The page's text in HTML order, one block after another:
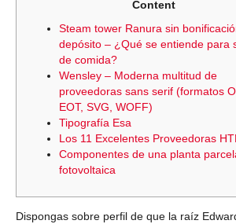
Content
Steam tower Ranura sin
depósito – ¿Qué se entiende para
de comida?
Wensley – Moderna multitud de
proveedoras sans serif (formatos
EOT, SVG, WOFF)
Tipografía Esa
Los 11 Excelentes Proveedoras
Componentes de una planta
fotovoltaica
Dispongas sobre perfil de que la raíz